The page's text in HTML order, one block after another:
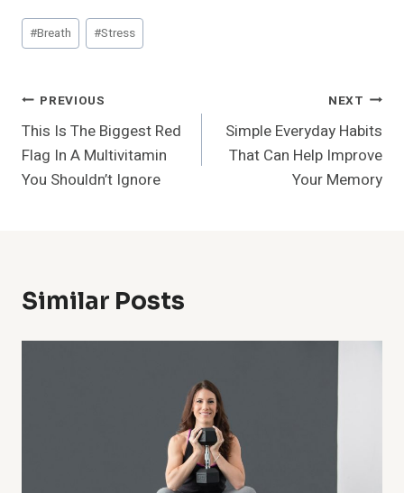
Post
Tags:
#Breath #Stress
Post
Navigation
PREVIOUS
This Is The Biggest Red
Flag In A Multivitamin
You Shouldn’t Ignore
NEXT
Simple Everyday Habits
That Can Help Improve
Your Memory
Similar Posts